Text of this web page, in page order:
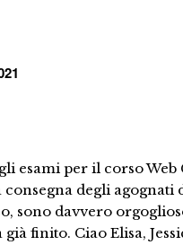
esami per il corso
degli agognati
sono davvero
finito. Ciao Elisa,